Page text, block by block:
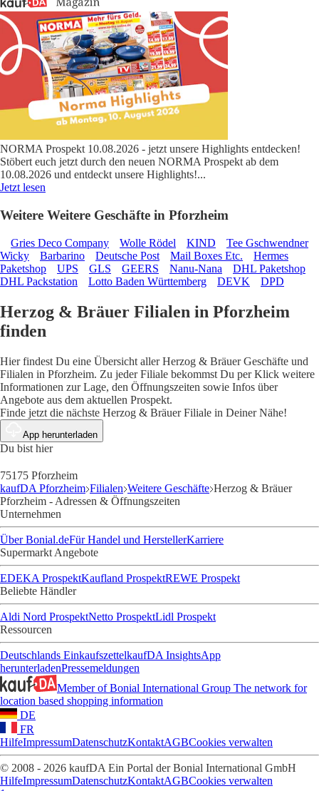
NORMA Prospekt 10.08.2026 - jetzt unsere Highlights entdecken!
Stöbert euch jetzt durch den neuen NORMA Prospekt ab dem
10.08.2026 und entdeckt unsere Highlights!...
Jetzt lesen
Weitere Weitere Geschäfte in Pforzheim
Gries Deco Company Wolle Rödel KIND
Tee Gschwendner
Wicky
Barbarino Deutsche Post Mail Boxes Etc.
Hermes
Paketshop
UPS GLS GEERS Nanu-Nana
DHL Paketshop
DHL Packstation
Lotto Baden Württemberg DEVK DPD
Herzog & Bräuer Filialen in Pforzheim
finden
Hier findest Du eine Übersicht aller Herzog & Bräuer Geschäfte und
Filialen in Pforzheim. Zu jeder Filiale bekommst Du per Klick weitere
Informationen zur Lage, den Öffnungszeiten sowie Infos über
Angebote aus dem aktuellen Prospekt.
Finde jetzt die nächste Herzog & Bräuer Filiale in Deiner Nähe!
App herunterladen
Du bist hier
75175 Pforzheim
kaufDA Pforzheim Filialen Weitere Geschäfte Herzog & Bräuer
Pforzheim - Adressen & Öffnungszeiten
Unternehmen
Über Bonial.deFür Handel und HerstellerKarriere
Supermarkt Angebote
EDEKA ProspektKaufland ProspektREWE Prospekt
Beliebte Händler
Aldi Nord ProspektNetto ProspektLidl Prospekt
Ressourcen
Deutschlands EinkaufszettelkaufDA InsightsApp
herunterladenPressemeldungen
Member of Bonial International Group The network for
location based shopping information
DE
FR
HilfeImpressumDatenschutzKontaktAGBCookies verwalten
© 2008 - 2026 kaufDA Ein Portal der Bonial International GmbH
HilfeImpressumDatenschutzKontaktAGBCookies verwalten